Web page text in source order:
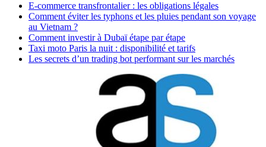
E-commerce transfrontalier : les obligations légales
Comment éviter les typhons et les pluies pendant son voyage
au Vietnam ?
Comment investir à Dubaï étape par étape
Taxi moto Paris la nuit : disponibilité et tarifs
Les secrets d’un trading bot performant sur les marchés